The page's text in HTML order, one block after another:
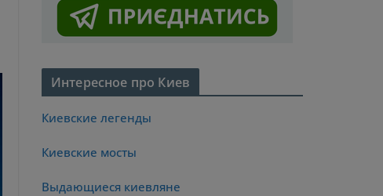
Интересное про Киев
Киевские легенды
Киевские мосты
Выдающиеся киевляне